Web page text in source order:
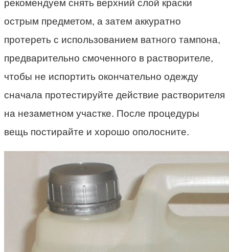
рекомендуем снять верхний слой краски
острым предметом, а затем аккуратно
протереть с использованием ватного тампона,
предварительно смоченного в растворителе,
чтобы не испортить окончательно одежду
сначала протестируйте действие растворителя
на незаметном участке. После процедуры
вещь постирайте и хорошо ополосните.